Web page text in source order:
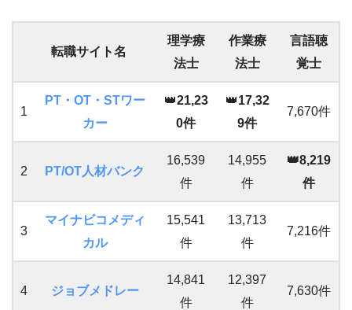
転職サイト名
理学療
法士
作業療
法士
言語聴
覚士
1
PT・OT・STワー
カー
👑21,23
0件
👑17,32
9件
7,670件
2 PT/OT人材バンク
16,539
件
14,955
件
👑8,219
件
3
マイナビコメディ
カル
15,541
件
13,713
件
7,216件
4 ジョブメドレー
14,841
件
12,397
件
7,630件